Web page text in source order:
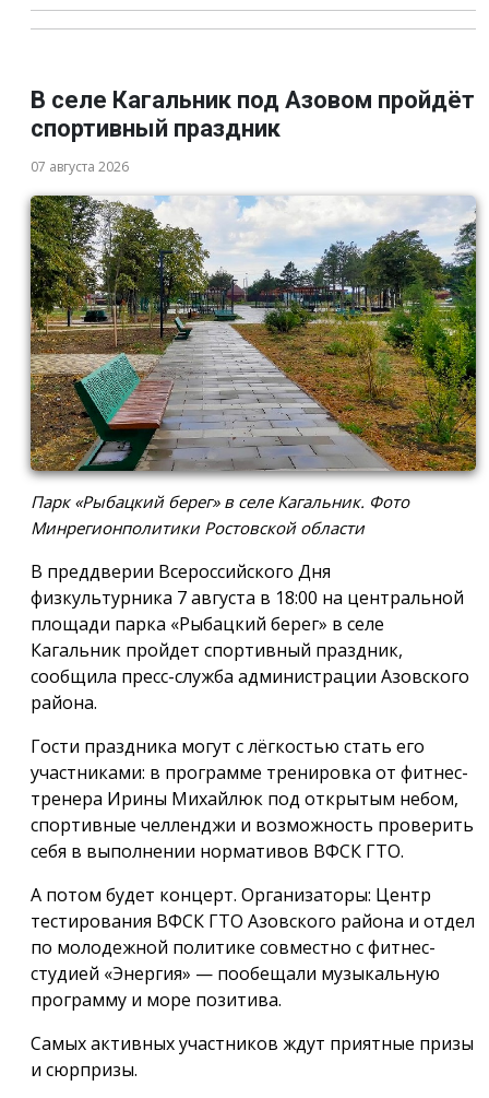
В селе Кагальник под Азовом пройдёт
спортивный праздник
07 августа 2026
Парк «Рыбацкий берег» в селе Кагальник. Фото
Минрегионполитики Ростовской области
В преддверии Всероссийского Дня
физкультурника 7 августа в 18:00 на центральной
площади парка «Рыбацкий берег» в селе
Кагальник пройдет спортивный праздник,
сообщила пресс-служба администрации Азовского
района.
Гости праздника могут с лёгкостью стать его
участниками: в программе тренировка от фитнес-
тренера Ирины Михайлюк под открытым небом,
спортивные челленджи и возможность проверить
себя в выполнении нормативов ВФСК ГТО.
А потом будет концерт. Организаторы: Центр
тестирования ВФСК ГТО Азовского района и отдел
по молодежной политике совместно с фитнес-
студией «Энергия» — пообещали музыкальную
программу и море позитива.
Самых активных участников ждут приятные призы
и сюрпризы.